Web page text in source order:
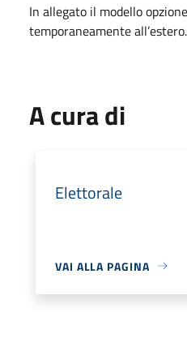
In allegato il modello
temporaneamente all’estero.
A cura di
Elettorale
VAI ALLA PAGINA